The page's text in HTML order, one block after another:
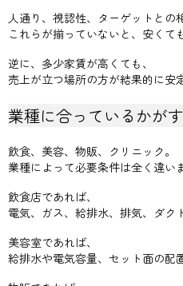
人通り、視認性、ターゲットとの
これらが揃っていないと、安くて
逆に、多少家賃が高くても、
売上が立つ場所の方が結果的に安
業種に合っているかが
飲食、美容、物販、クリニック。
業種によって必要条件は全く違い
飲食店であれば、
電気、ガス、給排水、排気、ダク
美容室であれば、
給排水や電気容量、セット面の配置